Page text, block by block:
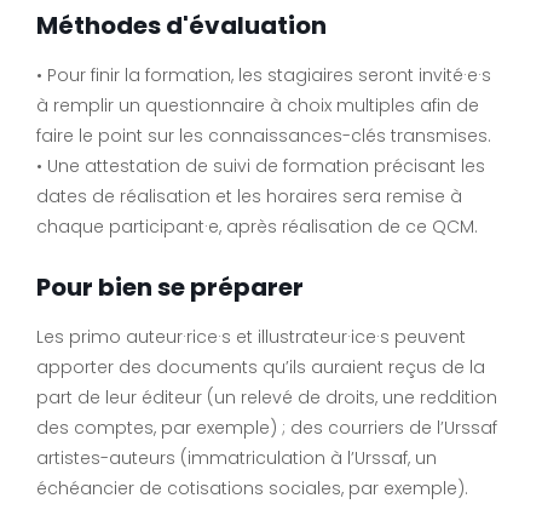
Méthodes d'évaluation
• Pour finir la formation, les stagiaires seront invité·e·s
à remplir un questionnaire à choix multiples afin de
faire le point sur les connaissances-clés transmises.
• Une attestation de suivi de formation précisant les
dates de réalisation et les horaires sera remise à
chaque participant·e, après réalisation de ce QCM.
Pour bien se préparer
Les primo auteur·rice·s et illustrateur·ice·s peuvent
apporter des documents qu’ils auraient reçus de la
part de leur éditeur (un relevé de droits, une reddition
des comptes, par exemple) ; des courriers de l’Urssaf
artistes-auteurs (immatriculation à l’Urssaf, un
échéancier de cotisations sociales, par exemple).